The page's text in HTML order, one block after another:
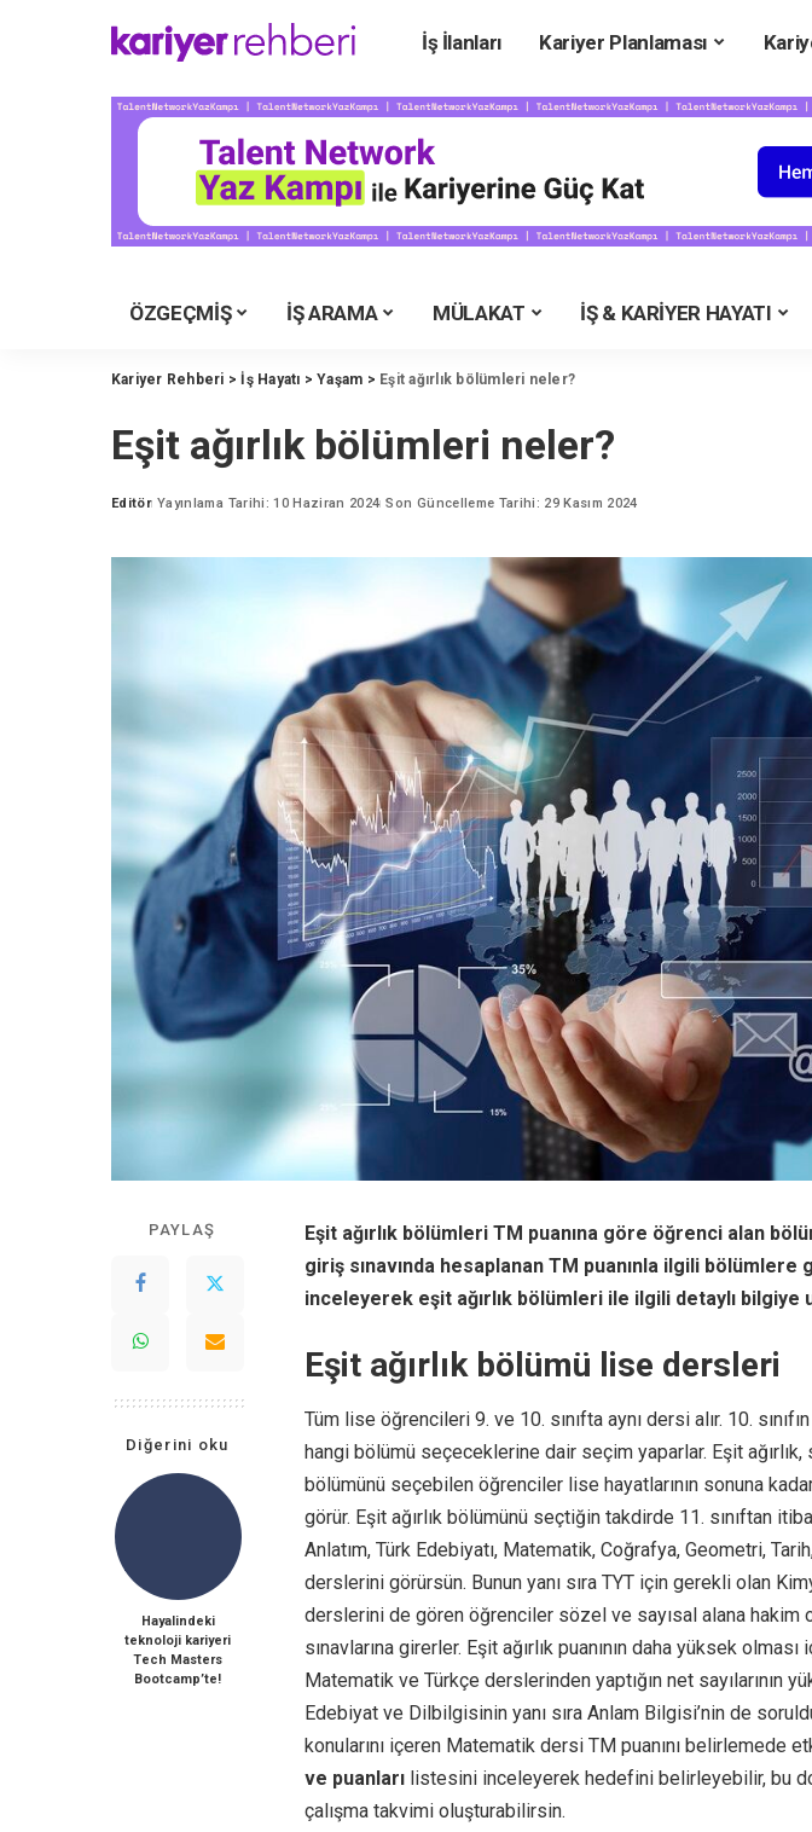
İş İlanları Kariyer Planlaması
ÜNİVERSİTEYE HAZIRLIK
Üniversiteler
Üniversite Bölümleri
Üniversite Karşılaştırma
Meslekler Rehberi
YKS Puan Hesaplama
ÖZGEÇMİŞ İŞ ARAMA MÜLAKAT İŞ & KARİYER HAYATI
Kariyer Rehberi > İş Hayatı >Yaşam > Eşit ağırlık bölümleri neler?
Eşit ağırlık bölümleri neler?
Posted
Editör Yayınlama Tarihi: 10 Haziran 2024 Son Güncelleme Tarihi: 29 Kasım 2024
PAYLAŞ
Diğerini oku
Hayalindeki
teknoloji kariyeri
Tech Masters
Bootcamp’te!
Eşit ağırlık bölümleri TM puanına göre öğrenci alan
giriş sınavında hesaplanan TM puanınla ilgili bölümlere
inceleyerek eşit ağırlık bölümleri ile ilgili detaylı bilgiye
Eşit ağırlık bölümü lise dersleri
Tüm lise öğrencileri 9. ve 10. sınıfta aynı dersi alır. 10.
hangi bölümü seçeceklerine dair seçim yaparlar. Eşit
bölümünü seçebilen öğrenciler lise hayatlarının sonuna
görür. Eşit ağırlık bölümünü seçtiğin takdirde 11. sınıftan
Anlatım, Türk Edebiyatı, Matematik, Coğrafya, Geometri,
derslerini görürsün. Bunun yanı sıra TYT için gerekli olan
derslerini de gören öğrenciler sözel ve sayısal alana hakim
sınavlarına girerler. Eşit ağırlık puanının daha yüksek
Matematik ve Türkçe derslerinden yaptığın net sayılarının
Edebiyat ve Dilbilgisinin yanı sıra Anlam Bilgisi’nin de
konularını içeren Matematik dersi TM puanını belirlemede
ve puanları listesini inceleyerek hedefini belirleyebilir, bu
çalışma takvimi oluşturabilirsin.